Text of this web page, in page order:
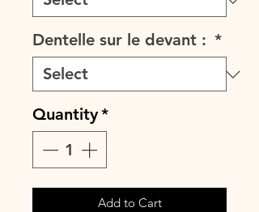
Dentelle sur le devant : *
Quantity*
Add to Cart